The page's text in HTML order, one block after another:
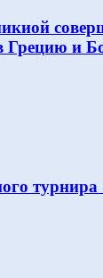
Грецию и
турнира